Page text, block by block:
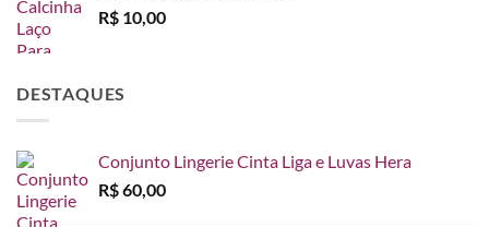
R$ 10,00
DESTAQUES
Conjunto Lingerie Cinta Liga e Luvas Hera
R$60,00